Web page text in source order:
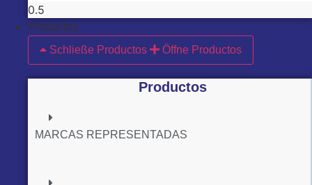
Productos
Schließe Productos
Öffne Productos
Productos
MARCAS REPRESENTADAS